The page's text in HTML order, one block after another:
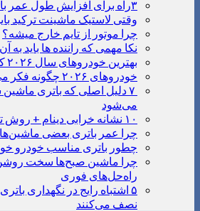
۳راه برای افزایش طول عمر باتری خودرو
وقتی لاستیک ماشینت ترکید
چرا موتور از تایم خارج میشه؟
نکا مهمی که راننده ها باید به
بهترین خودروهای سال ۲۰۲۶ که باید بشناسید!
خودروهای ۲۰۲۶ چگونه فکر می‌کنند؟
۷ دلیل اصلی که باتری
می‌شود
۱۰ نشانه خرابی دینام + روش تست آن بدون دستگاه
چرا عمر باتری بعضی
چطور باتری مناسب خودرو
راه‌حل‌های فوری
۵ اشتباه رایج در نگهداری
نصف می‌کنند